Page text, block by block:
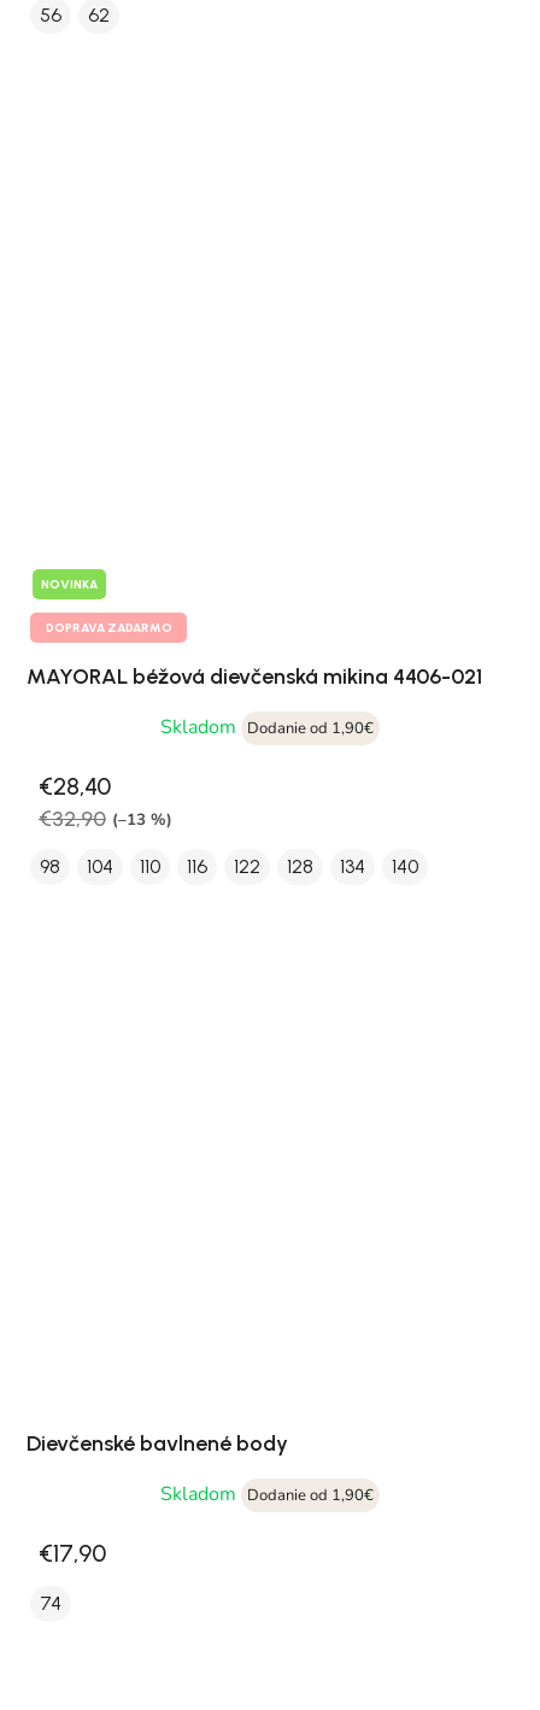
56 62
NOVINKA
DOPRAVA ZADARMO
MAYORAL béžová dievčenská mikina 4406-021
Skladom
Dodanie od 1,90€
€28,40
€32,90 (–13 %)
98 104 110 116 122 128 134 140
Dievčenské bavlnené body
Skladom
Dodanie od 1,90€
€17,90
74